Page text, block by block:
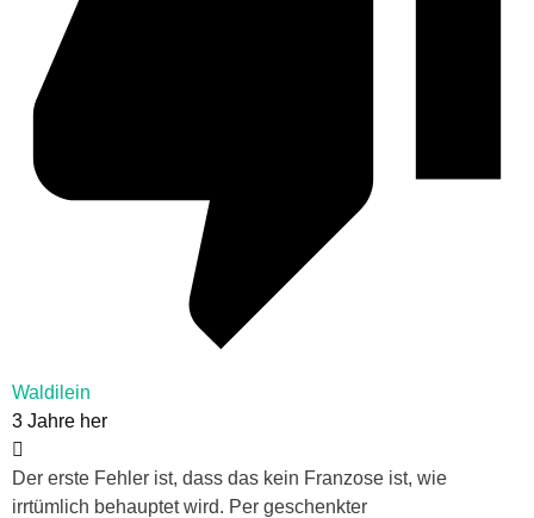
Waldilein
3 Jahre her
Der erste Fehler ist, dass das kein Franzose ist, wie
irrtümlich behauptet wird. Per geschenkter